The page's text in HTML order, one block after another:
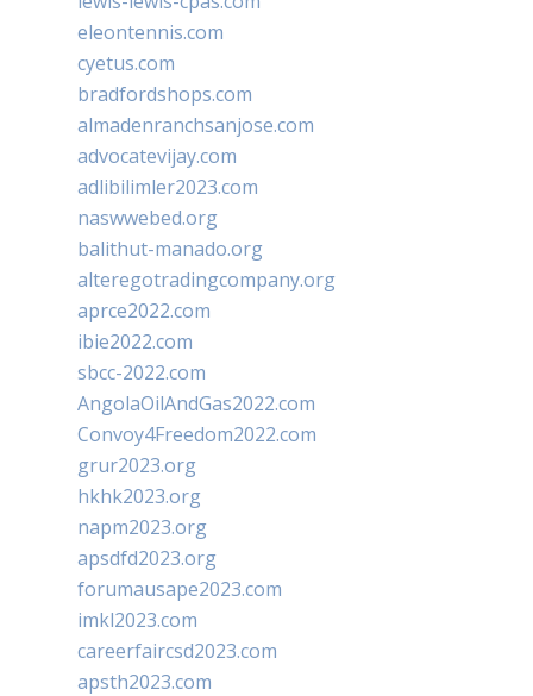
eleontennis.com
cyetus.com
bradfordshops.com
almadenranchsanjose.com
advocatevijay.com
adlibilimler2023.com
naswwebed.org
balithut-manado.org
alteregotradingcompany.org
aprce2022.com
ibie2022.com
sbcc-2022.com
AngolaOilAndGas2022.com
Convoy4Freedom2022.com
grur2023.org
hkhk2023.org
napm2023.org
apsdfd2023.org
forumausape2023.com
imkl2023.com
careerfaircsd2023.com
apsth2023.com